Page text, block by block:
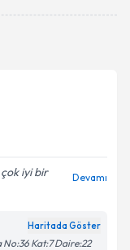
almanız için bir
Aydınlatma
iyi bir
Devamı
Haritada Göster
No:36 Kat:7 Daire:22